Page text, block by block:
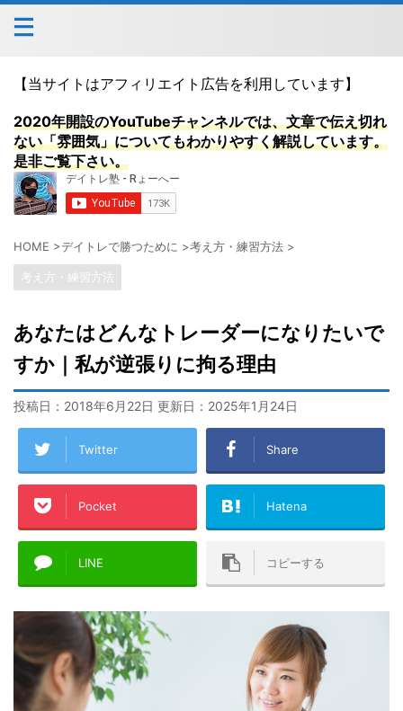
【当サイトはアフィリエイト広告を利用しています】
2020年開設のYouTubeチャンネルでは、文章で伝え切れ
ない「雰囲気」についてもわかりやすく解説しています。
是非ご覧下さい。
HOME >デイトレで勝つために >考え方・練習方法 >
考え方・練習方法
あなたはどんなトレーダーになりたいで
すか｜私が逆張りに拘る理由
投稿日：2018年6月22日 更新日： 2025年1月24日
Twitter Share
Pocket Hatena
LINE コピーする